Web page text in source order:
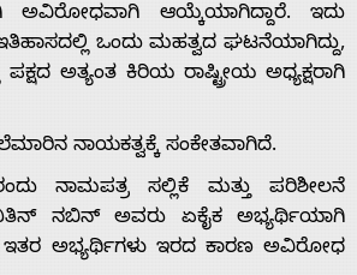
ಅವಿರೋಧವಾಗಿ ಆಯ್ಕೆಯಾಗಿದ್ದಾರೆ. ಇದು
ಒಂದು ಮಹತ್ವದ ಘಟನೆಯಾಗಿದ್ದು,
ಅತ್ಯಂತ ಕಿರಿಯ ರಾಷ್ಟ್ರೀಯ ಅಧ್ಯಕ್ಷರಾಗಿ
ನಾಯಕತ್ವಕ್ಕೆ ಸಂಕೇತವಾಗಿದೆ.
ನಾಮಪತ್ರ ಸಲ್ಲಿಕೆ ಮತ್ತು ಪರಿಶೀಲನೆ
ನಬಿನ್ ಅವರು ಏಕೈಕ ಅಭ್ಯರ್ಥಿಯಾಗಿ
ಅಭ್ಯರ್ಥಿಗಳು ಇರದ ಕಾರಣ ಅವಿರೋಧ